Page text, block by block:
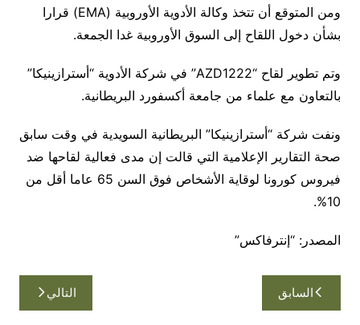
ومن المتوقع أن تتخذ وكالة الأدوية الأوروبية (EMA) قرارا
بشأن دخول اللقاح إلى السوق الأوروبية غدا الجمعة.
وتم تطوير لقاح “AZD1222” في شركة الأدوية “أسترازينيكا”
بالتعاون مع علماء من جامعة أكسفورد البريطانية.
ونفت شركة “أسترازينيكا” البريطانية السويدية في وقت سابق
صحة التقارير الإعلامية التي قالت إن مدى فعالية لقاحها ضد
فيروس كورونا لوقاية الأشخاص فوق السن 65 عاما أقل من
10%.
المصدر: “إنترفاكس”
تصفّح
المقالات
السابق التالي